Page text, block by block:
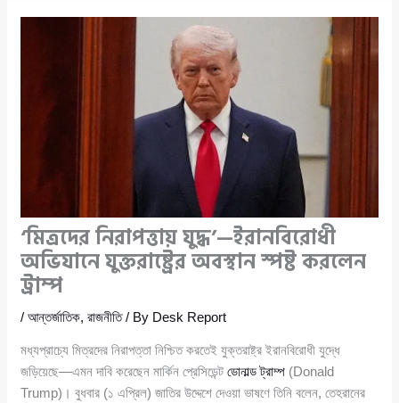
‘মিত্রদের নিরাপত্তায় যুদ্ধ’—ইরানবিরোধী
অভিযানে যুক্তরাষ্ট্রের অবস্থান স্পষ্ট করলেন
ট্রাম্প
/আন্তর্জাতিক,রাজনীতি/ By Desk Report
মধ্যপ্রাচ্যে মিত্রদের নিরাপত্তা নিশ্চিত করতেই যুক্তরাষ্ট্র ইরানবিরোধী যুদ্ধে
জড়িয়েছে—এমন দাবি করেছেন মার্কিন প্রেসিডেন্টডোনাল্ড ট্রাম্প (Donald
Trump)। বুধবার (১ এপ্রিল) জাতির উদ্দেশে দেওয়া ভাষণে তিনি বলেন, তেহরানের